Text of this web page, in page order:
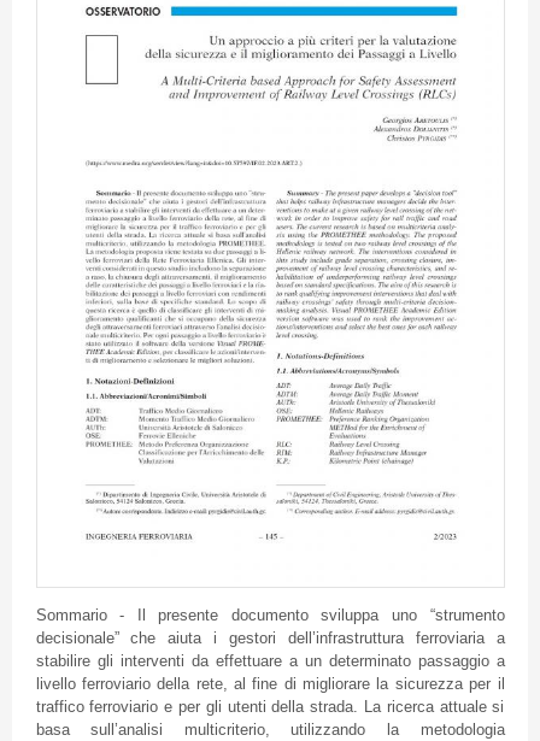
Sommario - Il presente documento sviluppa uno “strumento
decisionale” che aiuta i gestori dell’infrastruttura ferroviaria a
stabilire gli interventi da effettuare a un determinato passaggio a
livello ferroviario della rete, al fine di migliorare la sicurezza per il
traffico ferroviario e per gli utenti della strada. La ricerca attuale si
basa sull’analisi multicriterio, utilizzando la metodologia